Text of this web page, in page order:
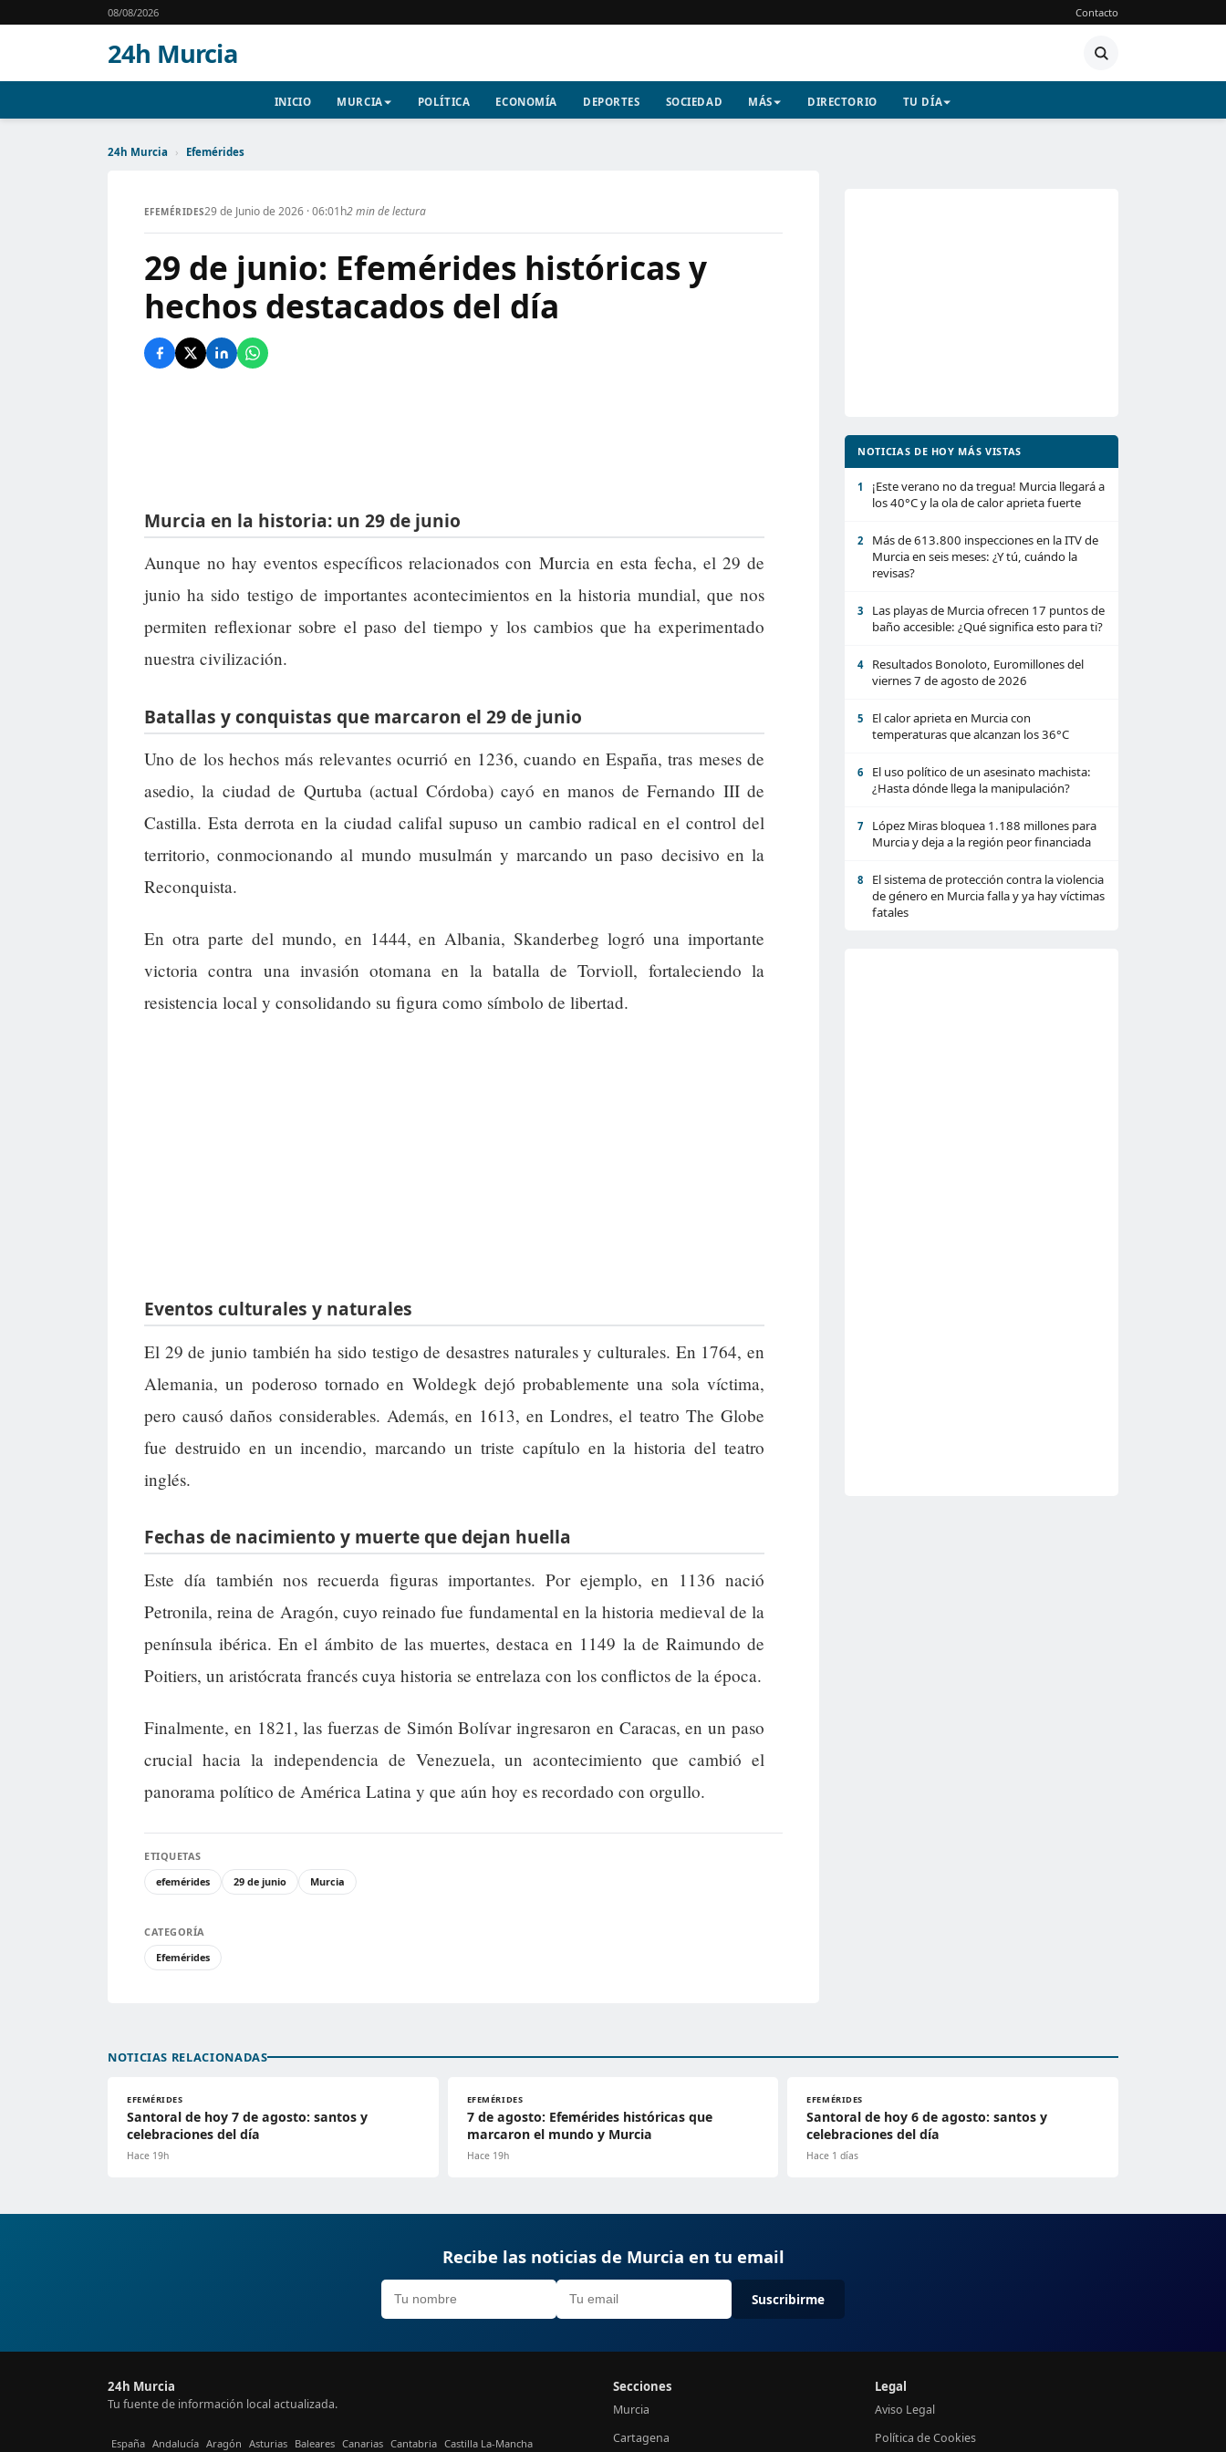
08/08/2026 Contacto
24h Murcia
INICIO MURCIA POLÍTICA ECONOMÍA DEPORTES SOCIEDAD MÁS DIRECTORIO TU DÍA
24h Murcia › Efemérides
EFEMÉRIDES29 de Junio de 2026 · 06:01h2 min de lectura
29 de junio: Efemérides históricas y
hechos destacados del día
Murcia en la historia: un 29 de junio
Aunque no hay eventos específicos relacionados con Murcia en esta fecha, el 29 de
junio ha sido testigo de importantes acontecimientos en la historia mundial, que nos
permiten reflexionar sobre el paso del tiempo y los cambios que ha experimentado
nuestra civilización.
Batallas y conquistas que marcaron el 29 de junio
Uno de los hechos más relevantes ocurrió en 1236, cuando en España, tras meses de
asedio, la ciudad de Qurtuba (actual Córdoba) cayó en manos de Fernando III de
Castilla. Esta derrota en la ciudad califal supuso un cambio radical en el control del
territorio, conmocionando al mundo musulmán y marcando un paso decisivo en la
Reconquista.
En otra parte del mundo, en 1444, en Albania, Skanderbeg logró una importante
victoria contra una invasión otomana en la batalla de Torvioll, fortaleciendo la
resistencia local y consolidando su figura como símbolo de libertad.
Eventos culturales y naturales
El 29 de junio también ha sido testigo de desastres naturales y culturales. En 1764, en
Alemania, un poderoso tornado en Woldegk dejó probablemente una sola víctima,
pero causó daños considerables. Además, en 1613, en Londres, el teatro The Globe
fue destruido en un incendio, marcando un triste capítulo en la historia del teatro
inglés.
Fechas de nacimiento y muerte que dejan huella
Este día también nos recuerda figuras importantes. Por ejemplo, en 1136 nació
Petronila, reina de Aragón, cuyo reinado fue fundamental en la historia medieval de la
península ibérica. En el ámbito de las muertes, destaca en 1149 la de Raimundo de
Poitiers, un aristócrata francés cuya historia se entrelaza con los conflictos de la época.
Finalmente, en 1821, las fuerzas de Simón Bolívar ingresaron en Caracas, en un paso
crucial hacia la independencia de Venezuela, un acontecimiento que cambió el
panorama político de América Latina y que aún hoy es recordado con orgullo.
ETIQUETAS
efemérides
29 de junio Murcia
CATEGORÍA
Efemérides
NOTICIAS DE HOY MÁS VISTAS
1
¡Este verano no da tregua! Murcia llegará a
los 40°C y la ola de calor aprieta fuerte
2
Más de 613.800 inspecciones en la ITV de
Murcia en seis meses: ¿Y tú, cuándo la
revisas?
3
Las playas de Murcia ofrecen 17 puntos de
baño accesible: ¿Qué significa esto para ti?
4
Resultados Bonoloto, Euromillones del
viernes 7 de agosto de 2026
5
El calor aprieta en Murcia con
temperaturas que alcanzan los 36°C
6
El uso político de un asesinato machista:
¿Hasta dónde llega la manipulación?
7
López Miras bloquea 1.188 millones para
Murcia y deja a la región peor financiada
8
El sistema de protección contra la violencia
de género en Murcia falla y ya hay víctimas
fatales
NOTICIAS RELACIONADAS
EFEMÉRIDES
Santoral de hoy 7 de agosto: santos y
celebraciones del día
Hace 19h
EFEMÉRIDES
7 de agosto: Efemérides históricas que
marcaron el mundo y Murcia
Hace 19h
EFEMÉRIDES
Santoral de hoy 6 de agosto: santos y
celebraciones del día
Hace 1 días
Recibe las noticias de Murcia en tu email
Suscribirme
24h Murcia
Tu fuente de información local actualizada.
España Andalucía Aragón Asturias Baleares Canarias Cantabria Castilla La-Mancha
Secciones
Murcia
Cartagena
Legal
Aviso Legal
Política de Cookies